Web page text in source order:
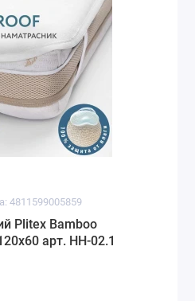
4811599005859
Plitex Bamboo
арт. НН-02.1